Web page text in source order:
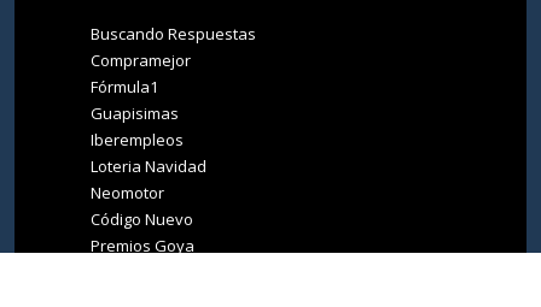
Buscando Respuestas
Compramejor
Fórmula1
Guapisimas
Iberempleos
Loteria Navidad
Neomotor
Código Nuevo
Premios Goya